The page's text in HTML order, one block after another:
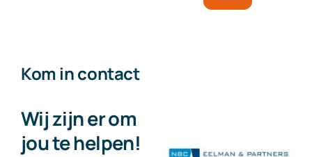
Kom in contact
Wij zijn er om
jou te helpen!